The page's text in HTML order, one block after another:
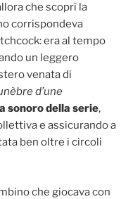
che scoprì la
corrispondeva
era al tempo
un leggero
venata di
d’une
sonoro della serie,
e assicurando a
ben oltre i circoli
che giocava con